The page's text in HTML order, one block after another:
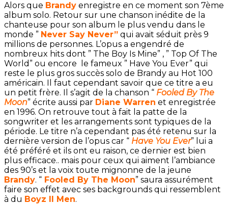
Alors que Brandy enregistre en ce moment son 7ème
album solo. Retour sur une chanson inédite de la
chanteuse pour son album le plus vendu dans le
monde ” Never Say Never” qui avait séduit près 9
millions de personnes. L’opus a engendré de
nombreux hits dont ” The Boy Is Mine” , ” Top Of The
World” ou encore le fameux ” Have You Ever” qui
reste le plus gros succès solo de Brandy au Hot 100
américain. Il faut cependant savoir que ce titre a eu
un petit frère. Il s’agit de la chanson “ Fooled By The
Moon” écrite aussi par Diane Warren et enregistrée
en 1996. On retrouve tout à fait la patte de la
songwriter et les arrangements sont typiques de la
période. Le titre n’a cependant pas été retenu sur la
dernière version de l’opus car “ Have You Ever” lui a
été préféré et ils ont eu raison, ce dernier est bien
plus efficace.. mais pour ceux qui aiment l’ambiance
des 90’s et la voix toute mignonne de la jeune
Brandy. “ Fooled By The Moon” saura assurément
faire son effet avec ses backgrounds qui ressemblent
à du Boyz II Men.